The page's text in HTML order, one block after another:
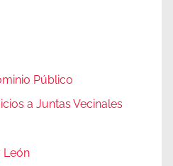
Público
a Juntas Vecinales
León